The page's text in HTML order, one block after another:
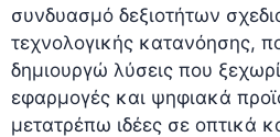
συνδυασμό δεξιοτήτων
τεχνολογικής κατανόησης,
δημιουργώ λύσεις που
εφαρμογές και ψηφιακά
μετατρέπω ιδέες σε οπτικά